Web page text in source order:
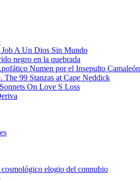
A Un Dios Sin Mundo
negro en la quebrada
Numen por el Insepulto Camaleón
99 Stanzas at Cape Neddick
On Love S Loss
elogio del connubio